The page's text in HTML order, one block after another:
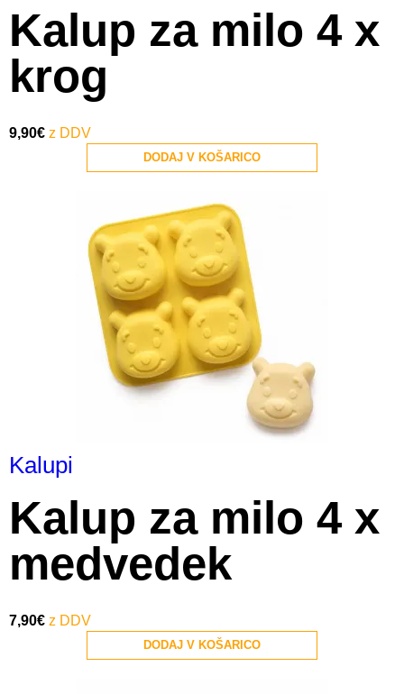
Kalup za milo 4 x
krog
9,90€
DODAJ V KOŠARICO
Kalupi
Kalup za milo 4 x
medvedek
7,90€
DODAJ V KOŠARICO